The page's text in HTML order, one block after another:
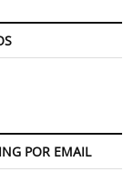
POR EMAIL